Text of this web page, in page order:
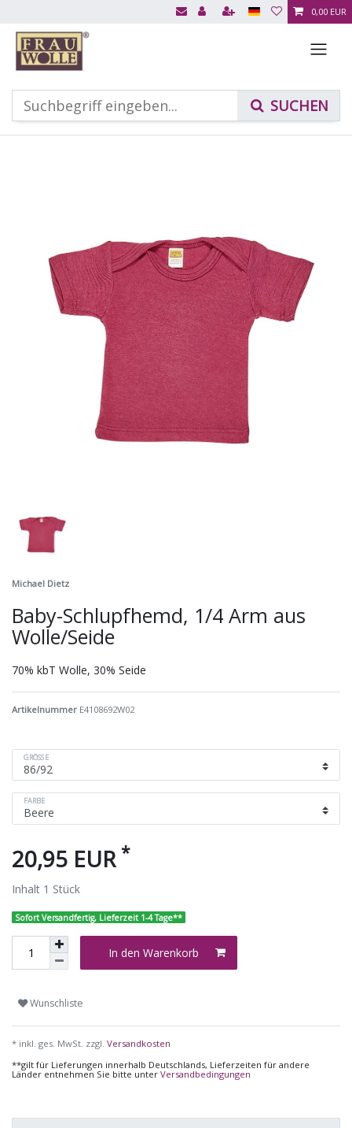
0,00 EUR
Michael Dietz
Baby-Schlupfhemd, 1/4 Arm aus
Wolle/Seide
70% kbT Wolle, 30% Seide
Artikelnummer E4108692W02
GRÖSSE
FARBE
20,95 EUR *
Inhalt 1 Stück
Sofort Versandfertig, Lieferzeit 1-4 Tage**
In den Warenkorb
Wunschliste
* inkl. ges. MwSt. zzgl. Versandkosten
**gilt für Lieferungen innerhalb Deutschlands, Lieferzeiten für andere
Länder entnehmen Sie bitte unter Versandbedingungen